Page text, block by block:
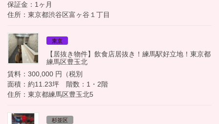
保証金：1ヶ月
住所：東京都渋谷区富ヶ谷１丁目
東京
【居抜き物件】飲食店居抜き！練馬駅好立地！東京都
練馬区豊玉北
賃料：300,000 円（税別
面積：約11.23坪 階数：1・2階
住所：東京都練馬区豊玉北5
杉並区